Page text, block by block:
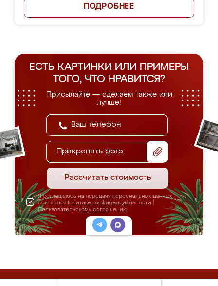
ПОДРОБНЕЕ
ЕСТЬ КАРТИНКИ ИЛИ ПРИМЕРЫ
ТОГО, ЧТО НРАВИТСЯ?
Присылайте — сделаем также или
лучше!
Прикрепить фото
Рассчитать стоимость
Я соглашаюсь на передачу персональных данных
согласно Политике конфиденциальности
Пользовательскому соглашению